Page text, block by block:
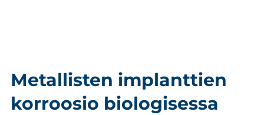
Metallisten implanttien
korroosio biologisessa